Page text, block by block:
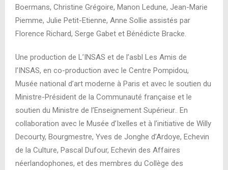
Boermans, Christine Grégoire, Manon Ledune, Jean-Marie
Piemme, Julie Petit-Etienne, Anne Sollie assistés par
Florence Richard, Serge Gabet et Bénédicte Bracke.
Une production de L’INSAS et de l’asbl Les Amis de
l’INSAS, en co-production avec le Centre Pompidou,
Musée national d’art moderne à Paris et avec le soutien du
Ministre-Président de la Communauté française et le
soutien du Ministre de l’Enseignement Supérieur.. En
collaboration avec le Musée d’Ixelles et à l’initiative de Willy
Decourty, Bourgmestre, Yves de Jonghe d’Ardoye, Echevin
de la Culture, Pascal Dufour, Echevin des Affaires
néerlandophones, et des membres du Collège des